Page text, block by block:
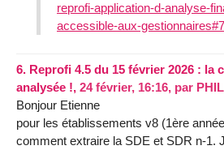
reprofi-application-d-analyse-
accessible-aux-
6. Reprofi 4.5 du 15 février 2026 : la
analysée !, 24 février, 16:16, par
Bonjour Etienne
pour les établissements v8 (1ère
comment extraire la SDE et SDR n-1.